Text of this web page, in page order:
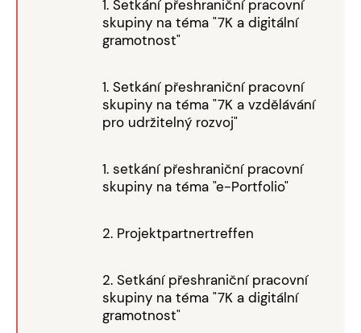
1. Setkání přeshraniční pracovní
skupiny na téma "7K a digitální
gramotnost"
1. Setkání přeshraniční pracovní
skupiny na téma "7K a vzdělávání
pro udržitelný rozvoj"
1. setkání přeshraniční pracovní
skupiny na téma "e-Portfolio"
2. Projektpartnertreffen
2. Setkání přeshraniční pracovní
skupiny na téma "7K a digitální
gramotnost"